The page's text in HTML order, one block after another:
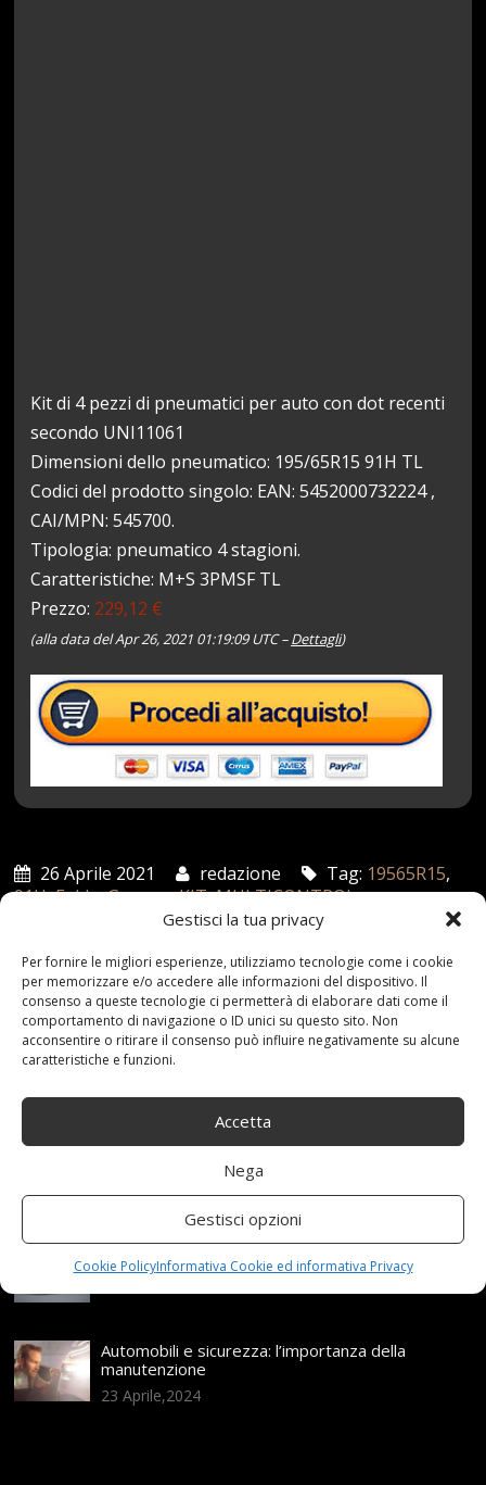
Gestisci la tua privacy
Per fornire le migliori esperienze, utilizziamo tecnologie come i cookie
per memorizzare e/o accedere alle informazioni del dispositivo. Il
consenso a queste tecnologie ci permetterà di elaborare dati come il
comportamento di navigazione o ID unici su questo sito. Non
acconsentire o ritirare il consenso può influire negativamente su alcune
caratteristiche e funzioni.
Accetta
Nega
Gestisci opzioni
Cookie PolicyInformativa Cookie ed informativa Privacy
Kit di 4 pezzi di pneumatici per auto con dot recenti
secondo UNI11061
Dimensioni dello pneumatico: 195/65R15 91H TL
Codici del prodotto singolo: EAN: 5452000732224 ,
CAI/MPN: 545700.
Tipologia: pneumatico 4 stagioni.
Caratteristiche: M+S 3PMSF TL
Prezzo: 229,12 €
(alla data del Apr 26, 2021 01:19:09 UTC –Dettagli)
26 Aprile 2021 redazione Tag: 19565R15,
91H,Fulda,Gomme,KIT,MULTICONTROL,
STAGIONI Categories:
Articoli recenti
Assicurazione auto e sostituzione lunotto: le cose
Range Rover: un’icona tra i luxury SUV
25 Novembre,2024
Nuova MG ZS Hybrid+: i SUV si fanno ibridi
24 Novembre,2024
Automobili e sicurezza: l’importanza della
manutenzione
23 Aprile,2024